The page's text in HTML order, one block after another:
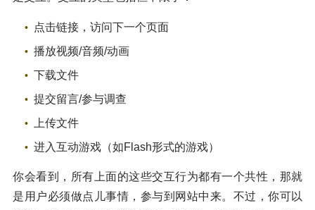
点击链接，访问下一个页面
播放视频/音频/动画
下载文件
提交留言/参与调查
上传文件
进入互动游戏（如Flash形式的游戏）
你会看到，所有上面的这些交互行为都有一个共性，那就
是用户必须做点儿事情，参与到网站中来。不过，你可以